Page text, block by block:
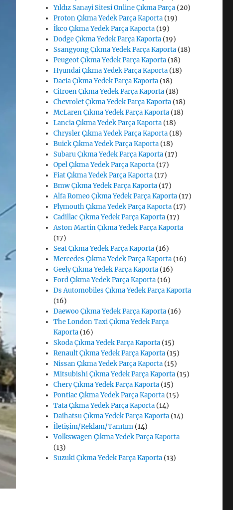
Yıldız Sanayi Sitesi Online Çıkma Parça (20)
Proton Çıkma Yedek Parça Kaporta (19)
İkco Çıkma Yedek Parça Kaporta (19)
Dodge Çıkma Yedek Parça Kaporta (19)
Ssangyong Çıkma Yedek Parça Kaporta (18)
Peugeot Çıkma Yedek Parça Kaporta (18)
Hyundai Çıkma Yedek Parça Kaporta (18)
Dacia Çıkma Yedek Parça Kaporta (18)
Citroen Çıkma Yedek Parça Kaporta (18)
Chevrolet Çıkma Yedek Parça Kaporta (18)
McLaren Çıkma Yedek Parça Kaporta (18)
Lancia Çıkma Yedek Parça Kaporta (18)
Chrysler Çıkma Yedek Parça Kaporta (18)
Buick Çıkma Yedek Parça Kaporta (18)
Subaru Çıkma Yedek Parça Kaporta (17)
Opel Çıkma Yedek Parça Kaporta (17)
Fiat Çıkma Yedek Parça Kaporta (17)
Bmw Çıkma Yedek Parça Kaporta (17)
Alfa Romeo Çıkma Yedek Parça Kaporta (17)
Plymouth Çıkma Yedek Parça Kaporta (17)
Cadillac Çıkma Yedek Parça Kaporta (17)
Aston Martin Çıkma Yedek Parça Kaporta
(17)
Seat Çıkma Yedek Parça Kaporta (16)
Mercedes Çıkma Yedek Parça Kaporta (16)
Geely Çıkma Yedek Parça Kaporta (16)
Ford Çıkma Yedek Parça Kaporta (16)
Ds Automobiles Çıkma Yedek Parça Kaporta
(16)
Daewoo Çıkma Yedek Parça Kaporta (16)
The London Taxi Çıkma Yedek Parça
Kaporta (16)
Skoda Çıkma Yedek Parça Kaporta (15)
Renault Çıkma Yedek Parça Kaporta (15)
Nissan Çıkma Yedek Parça Kaporta (15)
Mitsubishi Çıkma Yedek Parça Kaporta (15)
Chery Çıkma Yedek Parça Kaporta (15)
Pontiac Çıkma Yedek Parça Kaporta (15)
Tata Çıkma Yedek Parça Kaporta (14)
Daihatsu Çıkma Yedek Parça Kaporta (14)
İletişim/Reklam/Tanıtım (14)
Volkswagen Çıkma Yedek Parça Kaporta
(13)
Suzuki Çıkma Yedek Parça Kaporta (13)